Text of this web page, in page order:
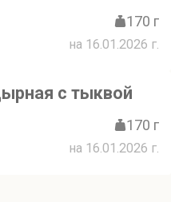
170 г
на 16.01.2026 г.
с тыквой
170 г
на 16.01.2026 г.